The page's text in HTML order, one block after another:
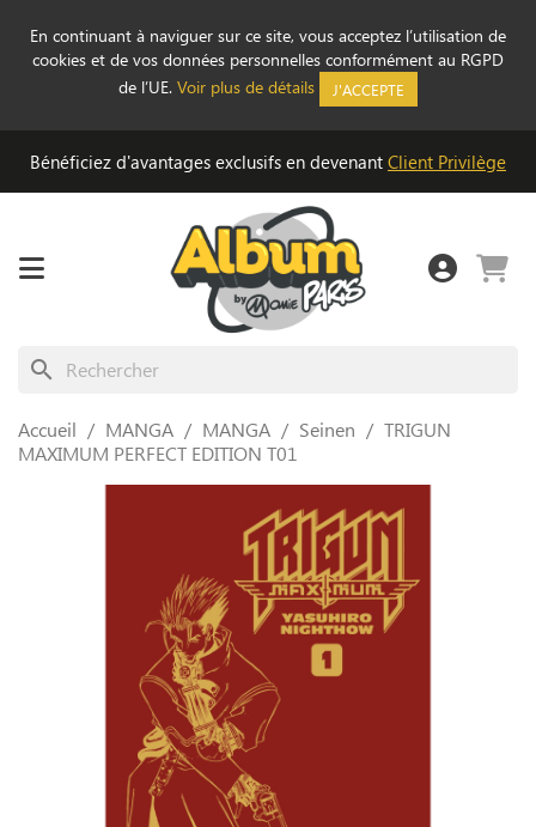
En continuant à naviguer sur ce site, vous acceptez l’utilisation de
cookies et de vos données personnelles conformément au RGPD
de l’UE. Voir plus de détails J'ACCEPTE
Bénéficiez d'avantages exclusifs en devenant Client Privilège
search
Accueil MANGA MANGA Seinen
TRIGUN
MAXIMUM PERFECT EDITION T01